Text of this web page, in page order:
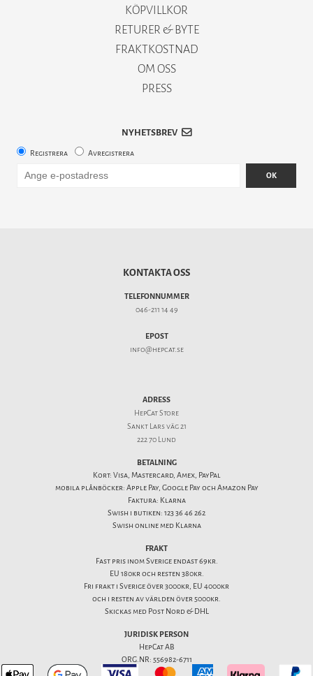
KÖPVILLKOR
RETURER & BYTE
FRAKTKOSTNAD
OM OSS
PRESS
NYHETSBREV
Registrera Avregistrera
OK
KONTAKTA OSS
TELEFONNUMMER
046-211 14 49
EPOST
info@hepcat.se
ADRESS
HepCat Store
Sankt Lars väg 21
222 70 Lund
BETALNING
Kort: Visa, Mastercard, Amex, PayPal
mobila plånböcker: Apple Pay, Google Pay och Amazon Pay
Faktura: Klarna
Swish i butiken: 123 36 46 262
Swish online med Klarna
FRAKT
Fast pris inom Sverige endast 69kr.
EU 180kr och resten 380kr.
Fri frakt i Sverige över 3000kr, EU 4000kr
och i resten av världen över 5000kr.
Skickas med Post Nord & DHL
JURIDISK PERSON
HepCat AB
ORG.NR: 556982-6711